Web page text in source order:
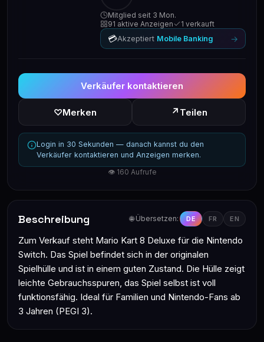
Mitglied seit 3 Mon.
91 aktive Anzeigen
1 verkauft
💳Akzeptiert Mobile Banking →
Verkäufer kontaktieren
♡Merken ↗ Teilen
Login in 30 Sekunden — danach kannst du den
Verkäufer kontaktieren und Anzeigen merken.
👁 160 Aufrufe
Beschreibung 🌐 Übersetzen: DE FR EN
Zum Verkauf steht Mario Kart 8 Deluxe für die Nintendo
Switch. Das Spiel befindet sich in der originalen
Spielhülle und ist in einem guten Zustand. Die Hülle zeigt
leichte Gebrauchsspuren, das Spiel selbst ist voll
funktionsfähig. Ideal für Familien und Nintendo-Fans ab
3 Jahren (PEGI 3).